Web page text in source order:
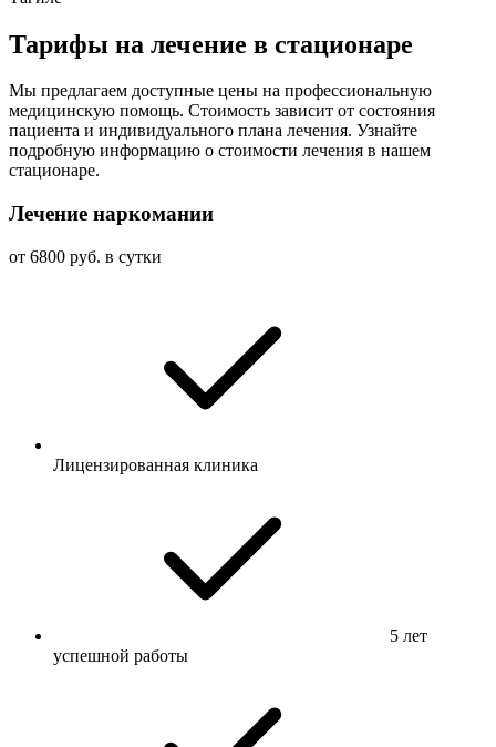
Тарифы на лечение в стационаре
Мы предлагаем доступные цены на профессиональную
медицинскую помощь. Стоимость зависит от состояния
пациента и индивидуального плана лечения. Узнайте
подробную информацию о стоимости лечения в нашем
стационаре.
Лечение наркомании
от 6800 руб. в сутки
Лицензированная клиника
5 лет
успешной работы